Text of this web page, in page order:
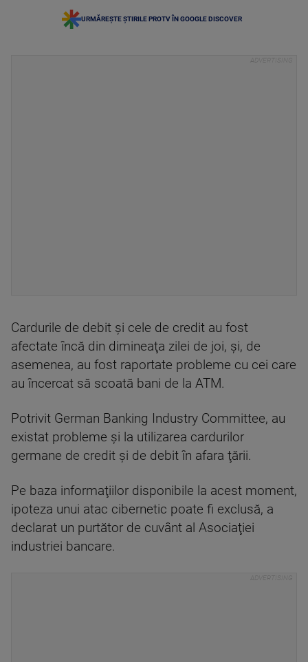
URMĂREȘTE ȘTIRILE PROTV ÎN GOOGLE DISCOVER
Cardurile de debit şi cele de credit au fost
afectate încă din dimineaţa zilei de joi, şi, de
asemenea, au fost raportate probleme cu cei care
au încercat să scoată bani de la ATM.
Potrivit German Banking Industry Committee, au
existat probleme şi la utilizarea cardurilor
germane de credit şi de debit în afara ţării.
Pe baza informaţiilor disponibile la acest moment,
ipoteza unui atac cibernetic poate fi exclusă, a
declarat un purtător de cuvânt al Asociaţiei
industriei bancare.